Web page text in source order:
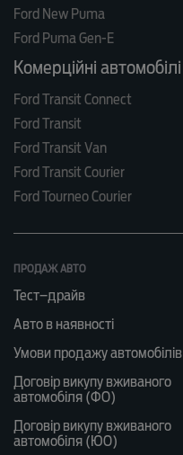
Ford New Puma
Ford Puma Gen-E
Комерційні автомобілі
Ford Transit Connect
Ford Transit
Ford Transit Van
Ford Transit Courier
Ford Tourneo Courier
ПРОДАЖ АВТО
Тест–драйв
Авто в наявності
Умови продажу автомобілів
Договір викупу вживаного
автомобіля (ФО)
Договір викупу вживаного
автомобіля (ЮО)